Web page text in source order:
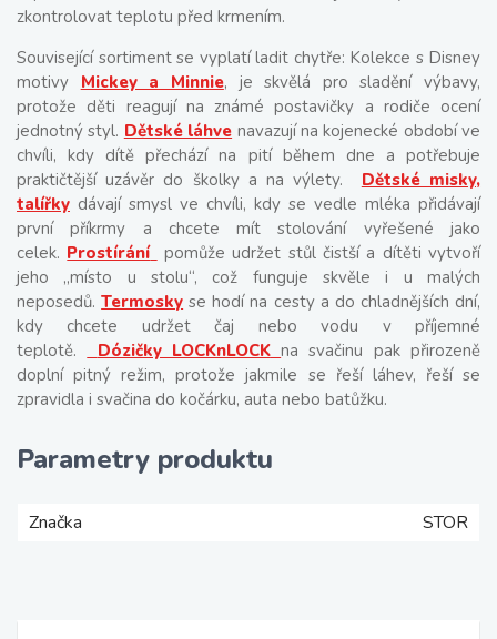
zkontrolovat teplotu před krmením.
Související sortiment se vyplatí ladit chytře: Kolekce s Disney
motivy Mickey a Minnie, je skvělá pro sladění výbavy,
protože děti reagují na známé postavičky a rodiče ocení
jednotný styl. Dětské láhve navazují na kojenecké období ve
chvíli, kdy dítě přechází na pití během dne a potřebuje
praktičtější uzávěr do školky a na výlety.
Dětské misky,
talířky dávají smysl ve chvíli, kdy se vedle mléka přidávají
první příkrmy a chcete mít stolování vyřešené jako
celek. Prostírání
pomůže udržet stůl čistší a dítěti vytvoří
jeho „místo u stolu“, což funguje skvěle i u malých
neposedů. Termosky se hodí na cesty a do chladnějších dní,
kdy chcete udržet čaj nebo vodu v příjemné
teplotě.
Dózičky LOCKnLOCK na svačinu pak přirozeně
doplní pitný režim, protože jakmile se řeší láhev, řeší se
zpravidla i svačina do kočárku, auta nebo batůžku.
Parametry produktu
Značka STOR